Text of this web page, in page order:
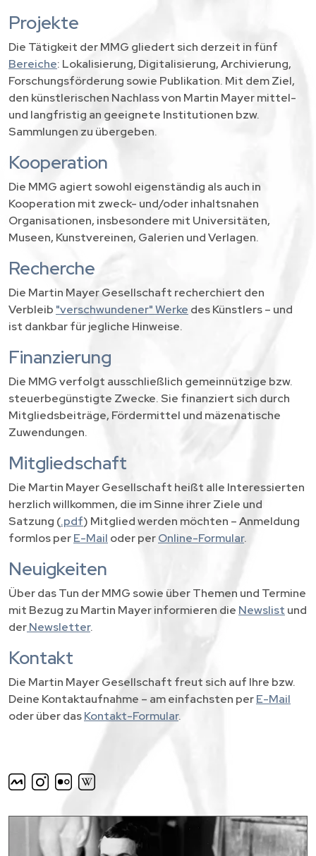
Projekte
Die Tätigkeit der MMG gliedert sich derzeit in fünf
Bereiche: Lokalisierung, Digitalisierung, Archivierung,
Forschungsförderung sowie Publikation. Mit dem Ziel,
den künstlerischen Nachlass von Martin Mayer mittel-
und langfristig an geeignete Institutionen bzw.
Sammlungen zu übergeben.
Kooperation
Die MMG agiert sowohl eigenständig als auch in
Kooperation mit zweck- und/oder inhaltsnahen
Organisationen, insbesondere mit Universitäten,
Museen, Kunstvereinen, Galerien und Verlagen.
Recherche
Die Martin Mayer Gesellschaft recherchiert den
Verbleib "verschwundener" Werke des Künstlers – und
ist dankbar für jegliche Hinweise.
Finanzierung
Die MMG verfolgt ausschließlich gemeinnützige bzw.
steuerbegünstigte Zwecke. Sie finanziert sich durch
Mitgliedsbeiträge, Fördermittel und mäzenatische
Zuwendungen.
Mitgliedschaft
Die Martin Mayer Gesellschaft heißt alle Interessierten
herzlich willkommen, die im Sinne ihrer Ziele und
Satzung (.pdf) Mitglied werden möchten – Anmeldung
formlos perE-Mail oder perOnline-Formular.
Neuigkeiten
Über das Tun der MMG sowie über Themen und Termine
mit Bezug zu Martin Mayer informieren die Newslist und
derNewsletter.
Kontakt
Die Martin Mayer Gesellschaft freut sich auf Ihre bzw.
Deine Kontaktaufnahme – am einfachsten perE-Mail
oder über dasKontakt-Formular.